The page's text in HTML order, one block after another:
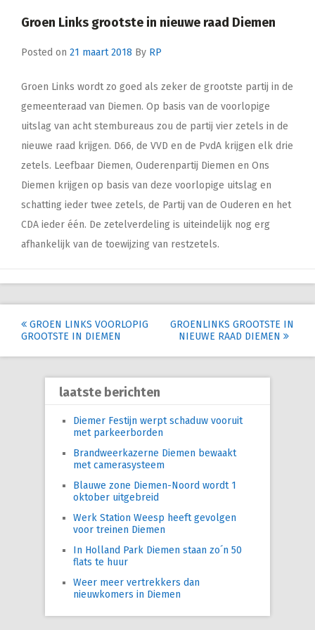
Groen Links grootste in nieuwe raad Diemen
Posted on 21 maart 2018 By RP
Groen Links wordt zo goed als zeker de grootste partij in de
gemeenteraad van Diemen. Op basis van de voorlopige
uitslag van acht stembureaus zou de partij vier zetels in de
nieuwe raad krijgen. D66, de VVD en de PvdA krijgen elk drie
zetels. Leefbaar Diemen, Ouderenpartij Diemen en Ons
Diemen krijgen op basis van deze voorlopige uitslag en
schatting ieder twee zetels, de Partij van de Ouderen en het
CDA ieder één. De zetelverdeling is uiteindelijk nog erg
afhankelijk van de toewijzing van restzetels.
Post
GROEN LINKS VOORLOPIG
GROOTSTE IN DIEMEN
GROENLINKS GROOTSTE IN
NIEUWE RAAD DIEMEN
laatste berichten
Diemer Festijn werpt schaduw vooruit
met parkeerborden
Brandweerkazerne Diemen bewaakt
met camerasysteem
Blauwe zone Diemen-Noord wordt 1
oktober uitgebreid
Werk Station Weesp heeft gevolgen
voor treinen Diemen
In Holland Park Diemen staan zo´n 50
flats te huur
Weer meer vertrekkers dan
nieuwkomers in Diemen